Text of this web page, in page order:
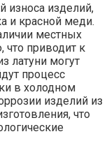
износа изделий,
и красной меди.
местных
что приводит к
латуни могут
процесс
в холодном
изделий из
что